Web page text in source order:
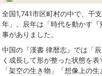
全国1,741市区町村の中で、干
年」。辰年は「時代を動かす
事がありました。
中国の『漢書 律暦志』では「
く成長して形が整った状態を
「架空の生き物」「想像上の